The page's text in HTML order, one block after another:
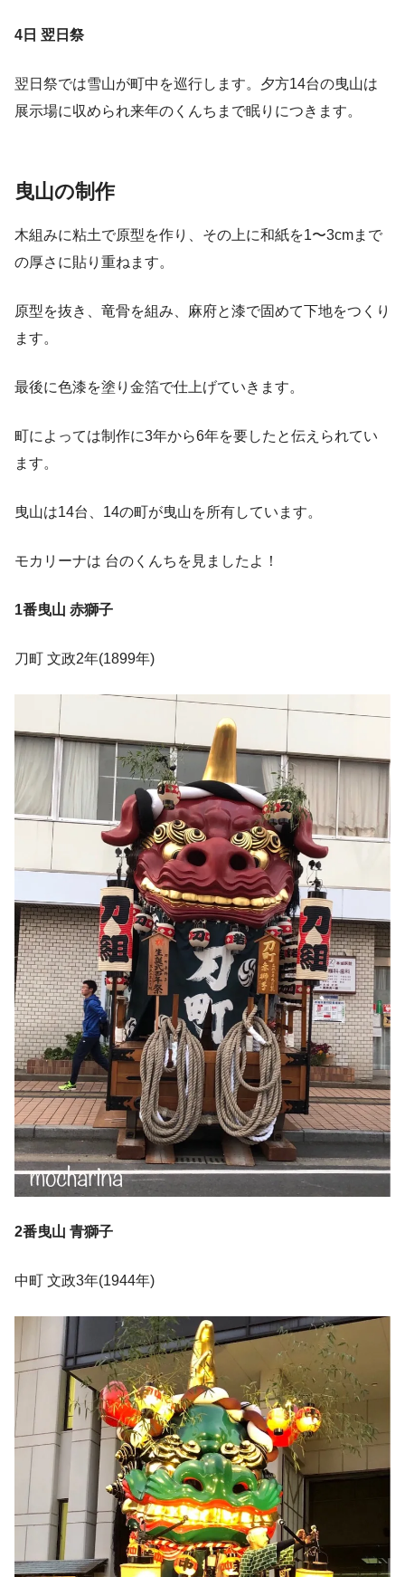
4日 翌日祭
翌日祭では雪山が町中を巡行します。夕方14台の曳山は
展示場に収められ来年のくんちまで眠りにつきます。
曳山の制作
木組みに粘土で原型を作り、その上に和紙を1〜3cmまで
の厚さに貼り重ねます。
原型を抜き、竜骨を組み、麻府と漆で固めて下地をつくり
ます。
最後に色漆を塗り金箔で仕上げていきます。
町によっては制作に3年から6年を要したと伝えられてい
ます。
曳山は14台、14の町が曳山を所有しています。
モカリーナは 台のくんちを見ましたよ！
1番曳山 赤獅子
刀町 文政2年(1899年)
2番曳山 青獅子
中町 文政3年(1944年)